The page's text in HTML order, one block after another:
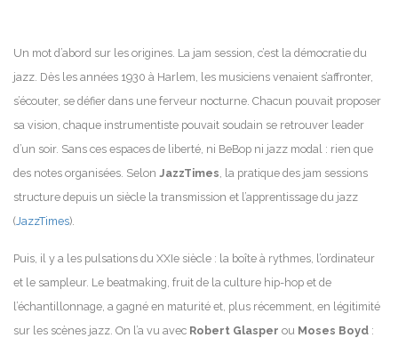
Un mot d’abord sur les origines. La jam session, c’est la démocratie du
jazz. Dès les années 1930 à Harlem, les musiciens venaient s’affronter,
s’écouter, se défier dans une ferveur nocturne. Chacun pouvait proposer
sa vision, chaque instrumentiste pouvait soudain se retrouver leader
d’un soir. Sans ces espaces de liberté, ni BeBop ni jazz modal : rien que
des notes organisées. Selon JazzTimes , la pratique des jam sessions
structure depuis un siècle la transmission et l’apprentissage du jazz
( JazzTimes).
Puis, il y a les pulsations du XXIe siècle : la boîte à rythmes, l’ordinateur
et le sampleur. Le beatmaking, fruit de la culture hip-hop et de
l’échantillonnage, a gagné en maturité et, plus récemment, en légitimité
sur les scènes jazz. On l’a vu avec Robert Glasper ou Moses Boyd :